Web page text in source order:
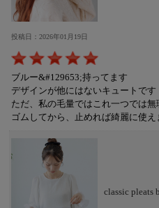
投稿日：2026年01月19日
ブルー&#129653;持ってます
デザインが他にはないキュートです
ただ、私の毛量ではこれ一つでは無
ゴムしてから、止めれば綺麗に使え
classic pleats